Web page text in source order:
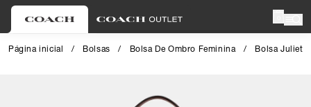
Página inicial / Bolsas / Bolsa De Ombro Feminina / Bolsa Juliet